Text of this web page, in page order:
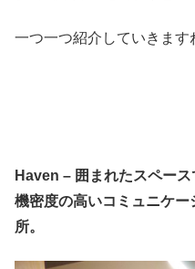
一つ一つ紹介していきます
Haven – 囲まれたスペース
機密度の高いコミュニケ
所。